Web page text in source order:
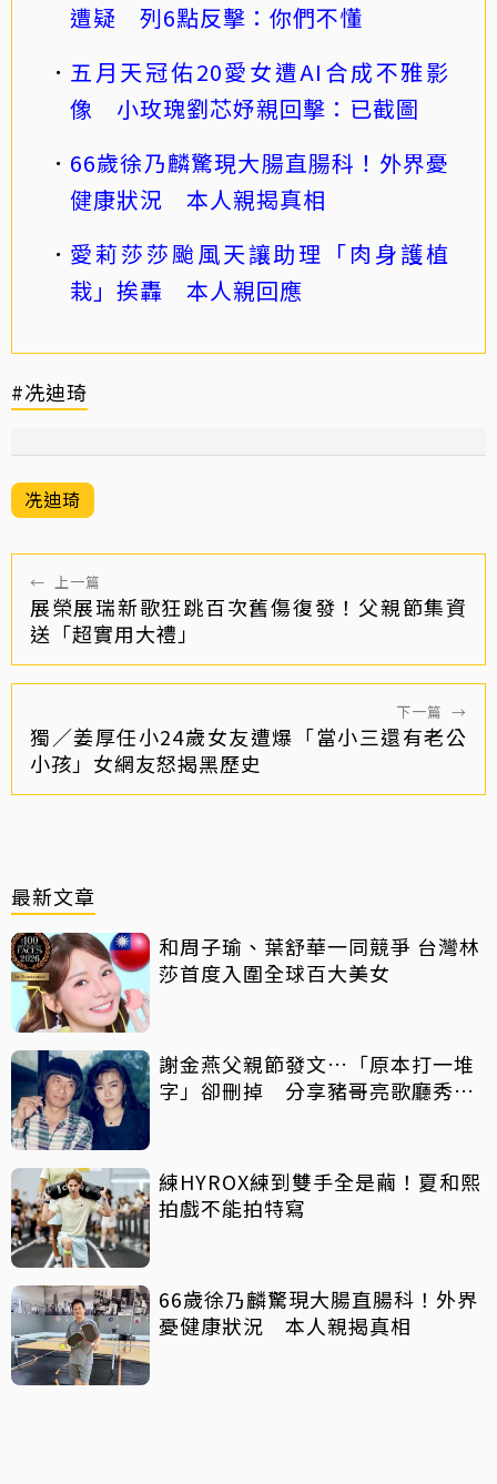
遭疑 列6點反擊：你們不懂
五月天冠佑20愛女遭AI合成不雅影
像 小玫瑰劉芯妤親回擊：已截圖
66歲徐乃麟驚現大腸直腸科！外界憂
健康狀況 本人親揭真相
愛莉莎莎颱風天讓助理「肉身護植
栽」挨轟 本人親回應
#冼迪琦
冼迪琦
← 上一篇
展榮展瑞新歌狂跳百次舊傷復發！父親節集資
送「超實用大禮」
下一篇 →
獨／姜厚任小24歲女友遭爆「當小三還有老公
小孩」女網友怒揭黑歷史
最新文章
和周子瑜、葉舒華一同競爭 台灣林
莎首度入圍全球百大美女
謝金燕父親節發文…「原本打一堆
字」卻刪掉 分享豬哥亮歌廳秀歌
練HYROX練到雙手全是繭！夏和熙
拍戲不能拍特寫
66歲徐乃麟驚現大腸直腸科！外界
憂健康狀況 本人親揭真相